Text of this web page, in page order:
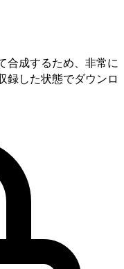
合成するため、非常に
録した状態でダウンロ